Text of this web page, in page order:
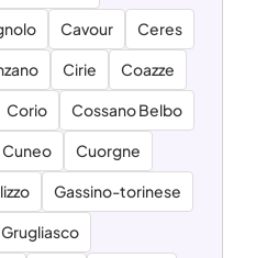
Cavour Ceres
Cirie Coazze
Corio Cossano Belbo
Cuneo Cuorgne
Gassino-torinese
Grugliasco